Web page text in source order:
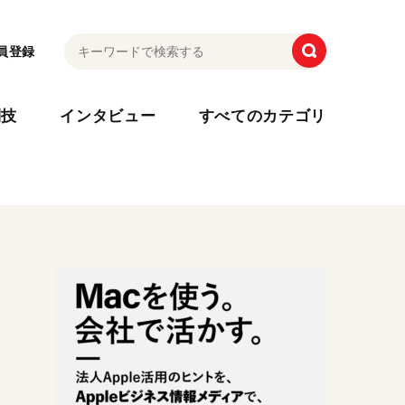
登録
インタビュー すべてのカテゴリ